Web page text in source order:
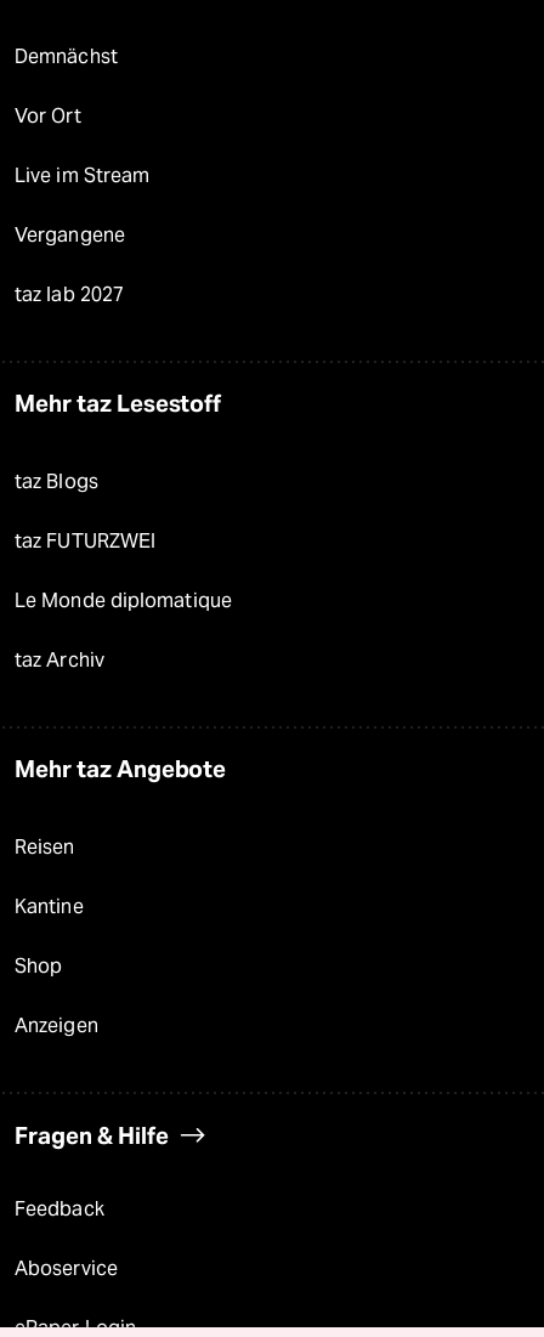
Demnächst
Vor Ort
Live im Stream
Vergangene
taz lab 2027
Mehr taz Lesestoff
taz Blogs
taz FUTURZWEI
Le Monde diplomatique
taz Archiv
Mehr taz Angebote
Reisen
Kantine
Shop
Anzeigen
Fragen & Hilfe
Feedback
Aboservice
ePaper Login